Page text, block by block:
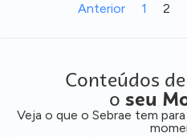
Anterior 1 2
Conteúdos
o seu
Veja o que o Sebrae tem